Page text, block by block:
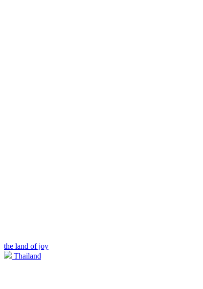
the land of joy
Thailand